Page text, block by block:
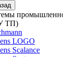
ТП)
LOGO
Scalance